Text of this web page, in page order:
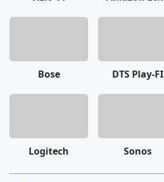
Bose DTS Play-FI
Logitech Sonos